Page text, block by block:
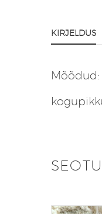
KIRJELDUS
Mõõdud: